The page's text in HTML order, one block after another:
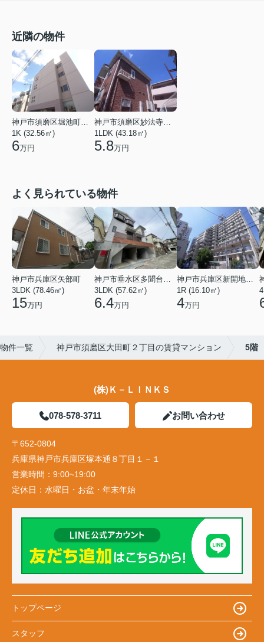
近隣の物件
神戸市須磨区堀池町２丁目
1K (32.56㎡)
6万円
神戸市須磨区妙法寺字谷野
1LDK (43.18㎡)
5.8万円
よく見られている物件
神戸市兵庫区矢部町
3LDK (78.46㎡)
15万円
神戸市垂水区多聞台２丁目
3LDK (57.62㎡)
6.4万円
神戸市兵庫区新開地１丁目
1R (16.10㎡)
4万円
件一覧 神戸市須磨区大田町２丁目の賃貸マンション 5階
(株)Ｋ－ＬＩＮＫＳ
078-578-3711 お問い合わせ
〒652-0804
兵庫県神戸市兵庫区塚本通８丁目１－１
営業時間： 9:00~19:00
定休日： 水曜日・お盆・年末年始
トップページ
スタッフ